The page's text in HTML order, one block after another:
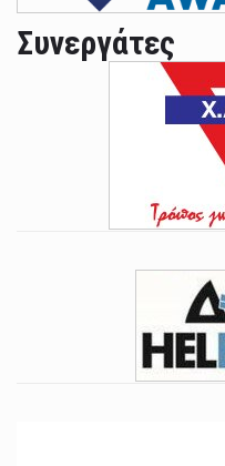
Συνεργάτες